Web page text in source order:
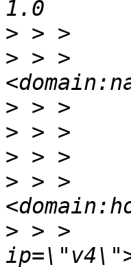
>
> > >
>
>
>
> > >
> > >